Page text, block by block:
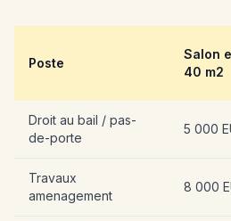
Poste
Salon
40 m2
Droit au bail / pas-
de-porte
5 000
Travaux
amenagement
8 000